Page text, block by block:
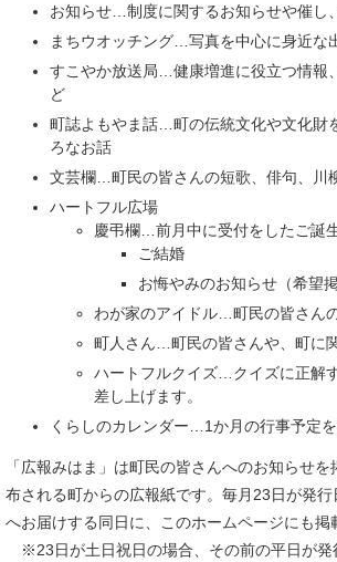
お知らせ…制度に関するお知らせや催し
まちウオッチング…写真を中心に身近な
すこやか放送局…健康増進に役立つ情報
ど
町誌よもやま話…町の伝統文化や文化財
ろなお話
文芸欄…町民の皆さんの短歌、俳句、川
ハートフル広場
慶弔欄…前月中に受付をしたご誕
ご結婚
お悔やみのお知らせ（希望掲
わが家のアイドル…町民の皆さん
町人さん…町民の皆さんや、町に
ハートフルクイズ…クイズに正解
差し上げます。
くらしのカレンダー…1か月の行事予定を
「広報みはま」は町民の皆さんへのお知らせ
布される町からの広報紙です。毎月23日が発
へお届けする同日に、このホームページにも掲
※23日が土日祝日の場合、その前の平日が発